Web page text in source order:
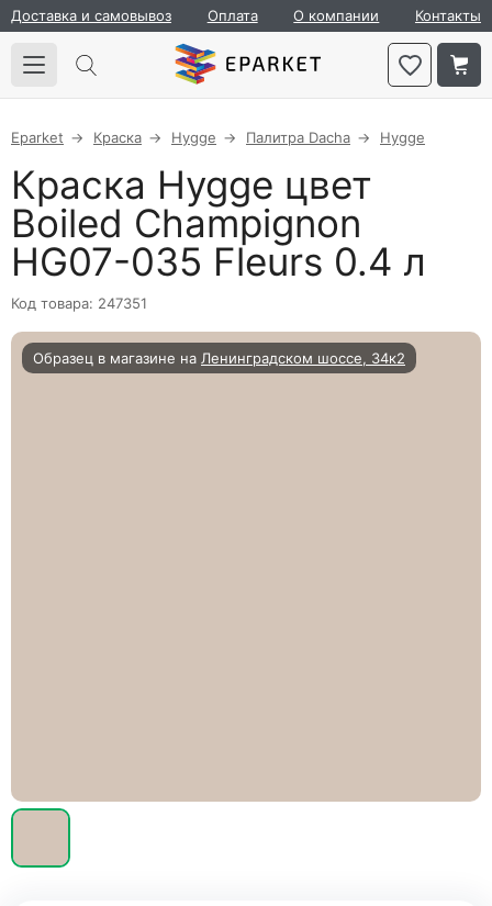
Доставка и самовывоз Оплата О компании Контакты
Eparket Краска Hygge Палитра Dacha Hygge
Краска Hygge цвет
Boiled Champignon
HG07-035 Fleurs 0.4 л
Код товара: 247351
Образец в магазине на Ленинградском шоссе, 34к2